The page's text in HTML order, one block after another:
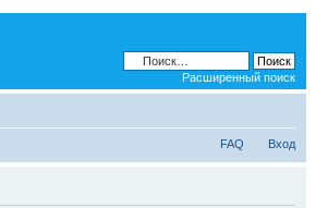
Расширенный поиск
FAQ Вход